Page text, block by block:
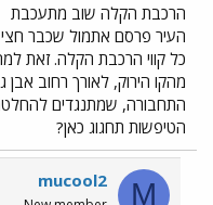
הרכבת הקלה שוב מתעכבת
העיר פרסם אתמול שכבר חצי
כל קווי הרכבת הקלה. זאת
מהקו הירוק, לאורך רחוב אבן
התחבורה, שמתנגדים
הטיפשות תחגוג כאן?
M
mucool2